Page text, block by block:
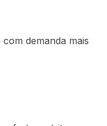
demanda mais